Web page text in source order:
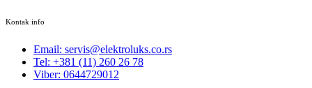
Kontak info
Email: servis@elektroluks.co.rs
Tel: +381 (11) 260 26 78
Viber: 0644729012